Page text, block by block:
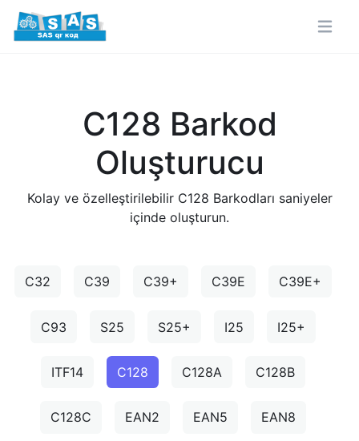
C128 Barkod
Oluşturucu
Kolay ve özelleştirilebilir C128 Barkodları saniyeler
içinde oluşturun.
C32 C39 C39+ C39E C39E+
C93 S25 S25+ I25 I25+
ITF14 C128 C128A C128B
C128C EAN2 EAN5 EAN8